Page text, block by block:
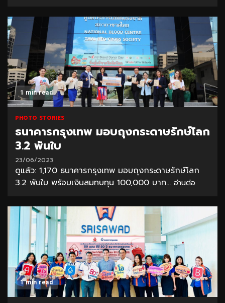
1 min read
PHOTO STORIES
ธนาคารกรุงเทพ มอบถุงกระดาษรักษ์โลก
3.2 พันใบ
23/06/2023
ดูแล้ว: 1,170 ธนาคารกรุงเทพ มอบถุงกระดาษรักษ์โลก
3.2 พันใบ พร้อมเงินสมทบทุน 100,000 บาท... อ่านต่อ
1 min read